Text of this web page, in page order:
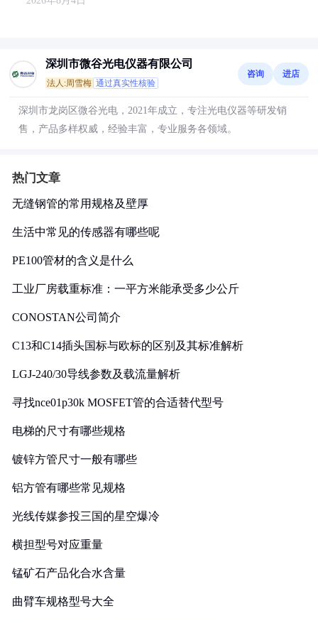
深圳市微谷光电仪器有限公司
法人:周雪梅 通过真实性核验
咨询 进店
深圳市龙岗区微谷光电，2021年成立，专注光电仪器等研发销
售，产品多样权威，经验丰富，专业服务各领域。
热门文章
无缝钢管的常用规格及壁厚
生活中常见的传感器有哪些呢
PE100管材的含义是什么
工业厂房载重标准：一平方米能承受多少公斤
CONOSTAN公司简介
C13和C14插头国标与欧标的区别及其标准解析
LGJ-240/30导线参数及载流量解析
寻找nce01p30k MOSFET管的合适替代型号
电梯的尺寸有哪些规格
镀锌方管尺寸一般有哪些
铝方管有哪些常见规格
光线传媒参投三国的星空爆冷
横担型号对应重量
锰矿石产品化合水含量
曲臂车规格型号大全